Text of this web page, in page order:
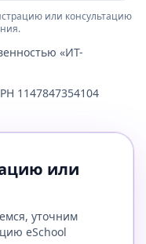
или консультацию
«ИТ-
1147847354104
или
уточним
eSchool